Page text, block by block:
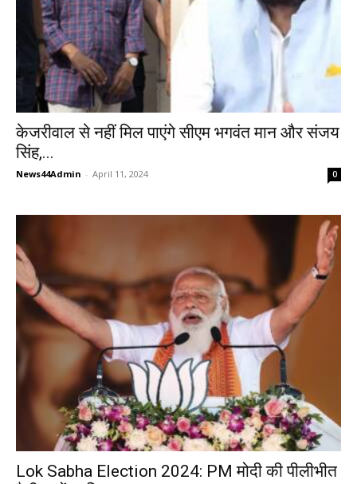
केजरीवाल से नहीं मिल पाएंगे सीएम भगवंत मान और संजय
सिंह,...
News44Admin - April 11, 2024 0
Lok Sabha Election 2024: PM मोदी की पीलीभीत